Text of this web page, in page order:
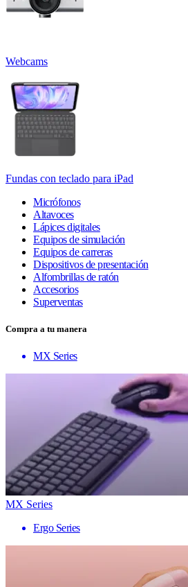
Webcams
Fundas con teclado para iPad
Micrófonos
Altavoces
Lápices digitales
Equipos de simulación
Equipos de carreras
Dispositivos de presentación
Alfombrillas de ratón
Accesorios
Superventas
Compra a tu manera
MX Series
MX Series
Ergo Series